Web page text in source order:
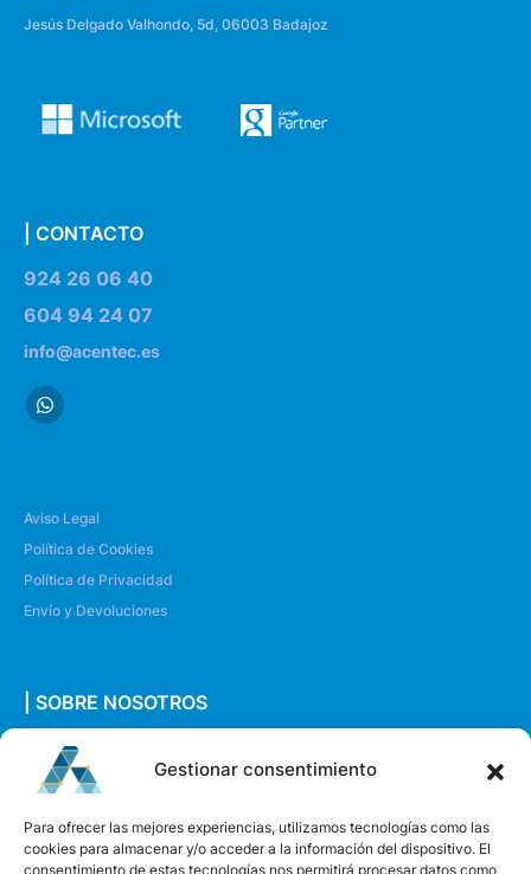
Gestionar consentimiento
Para ofrecer las mejores experiencias, utilizamos tecnologías como las
cookies para almacenar y/o acceder a la información del dispositivo. El
consentimiento de estas tecnologías nos permitirá procesar datos como
Jesús Delgado Valhondo, 5d, 06003 Badajoz
| CONTACTO
924 26 06 40
604 94 24 07
info@acentec.es
Aviso Legal
Política de Cookies
Política de Privacidad
Envío y Devoluciones
| SOBRE NOSOTROS
Quiénes somos
Envíanos un mensaje